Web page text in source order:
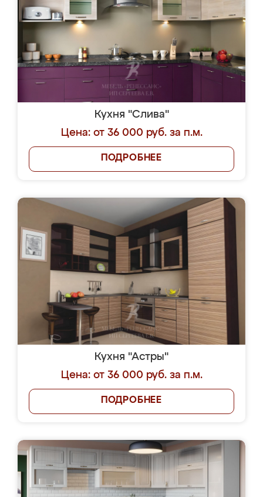
Кухня "Слива"
Цена: от 36 000 руб. за п.м.
ПОДРОБНЕЕ
Кухня "Астры"
Цена: от 36 000 руб. за п.м.
ПОДРОБНЕЕ